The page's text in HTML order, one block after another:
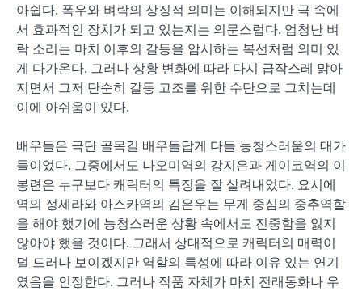
아쉽다. 폭우와 벼락의 상징적 의미는 이해되지만 극 속에
서 효과적인 장치가 되고 있는지는 의문스럽다. 엄청난 벼
락 소리는 마치 이후의 갈등을 암시하는 복선처럼 의미 있
게 다가온다. 그러나 상황 변화에 따라 다시 급작스레 맑아
지면서 그저 단순히 갈등 고조를 위한 수단으로 그치는데
이에 아쉬움이 있다.
배우들은 극단 골목길 배우들답게 다들 능청스러움의 대가
들이었다. 그중에서도 나오미역의 강지은과 게이코역의 이
봉련은 누구보다 캐릭터의 특징을 잘 살려내었다. 요시에
역의 정세라와 아스카역의 김은우는 무게 중심의 중추역할
을 해야 했기에 능청스러운 상황 속에서도 진중함을 잃지
않아야 했을 것이다. 그래서 상대적으로 캐릭터의 매력이
덜 드러나 보이겠지만 역할의 특성에 따라 이유 있는 연기
였음을 인정한다. 그러나 작품 자체가 마치 전래동화나 우